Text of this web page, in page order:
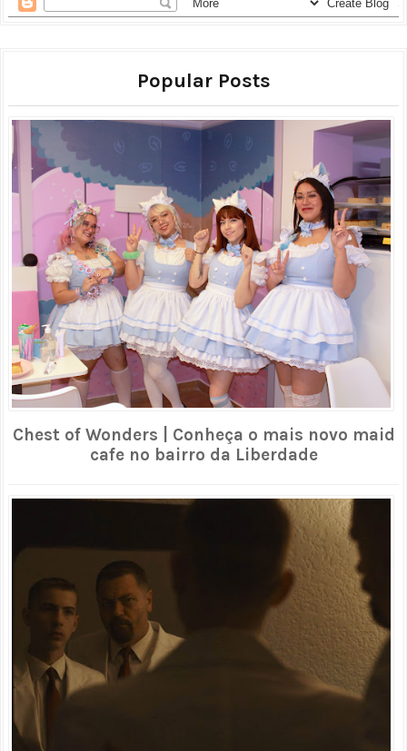
Popular Posts
Chest of Wonders | Conheça o mais novo maid
cafe no bairro da Liberdade